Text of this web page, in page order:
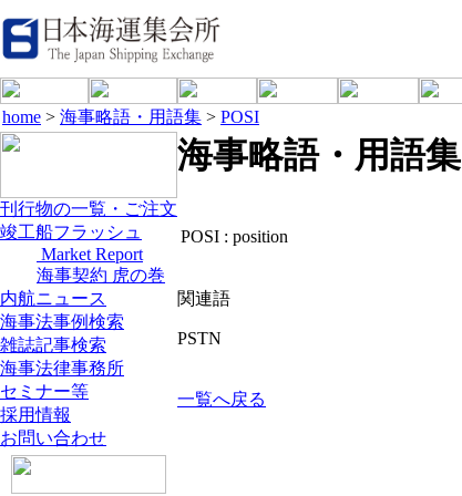
home > 海事略語・用語集 > POSI
刊行物の一覧・ご注文
竣工船フラッシュ
Market Report
海事契約 虎の巻
内航ニュース
海事法事例検索
雑誌記事検索
海事法律事務所
セミナー等
採用情報
お問い合わせ
海事略語・用語集
POSI : position
関連語
PSTN
一覧へ戻る